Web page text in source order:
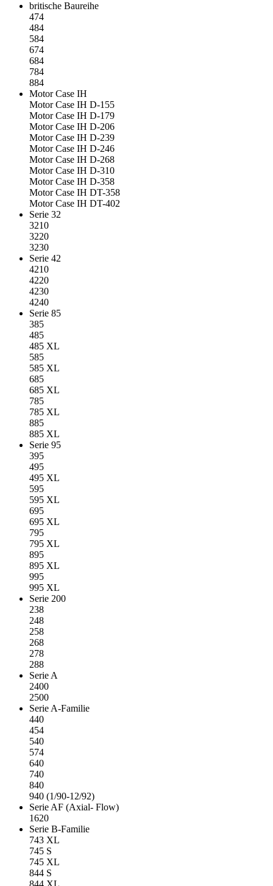
britische Baureihe
474
484
584
674
684
784
884
Motor Case IH
Motor Case IH D-155
Motor Case IH D-179
Motor Case IH D-206
Motor Case IH D-239
Motor Case IH D-246
Motor Case IH D-268
Motor Case IH D-310
Motor Case IH D-358
Motor Case IH DT-358
Motor Case IH DT-402
Serie 32
3210
3220
3230
Serie 42
4210
4220
4230
4240
Serie 85
385
485
485 XL
585
585 XL
685
685 XL
785
785 XL
885
885 XL
Serie 95
395
495
495 XL
595
595 XL
695
695 XL
795
795 XL
895
895 XL
995
995 XL
Serie 200
238
248
258
268
278
288
Serie A
2400
2500
Serie A-Familie
440
454
540
574
640
740
840
940 (1/90-12/92)
Serie AF (Axial- Flow)
1620
Serie B-Familie
743 XL
745 S
745 XL
844 S